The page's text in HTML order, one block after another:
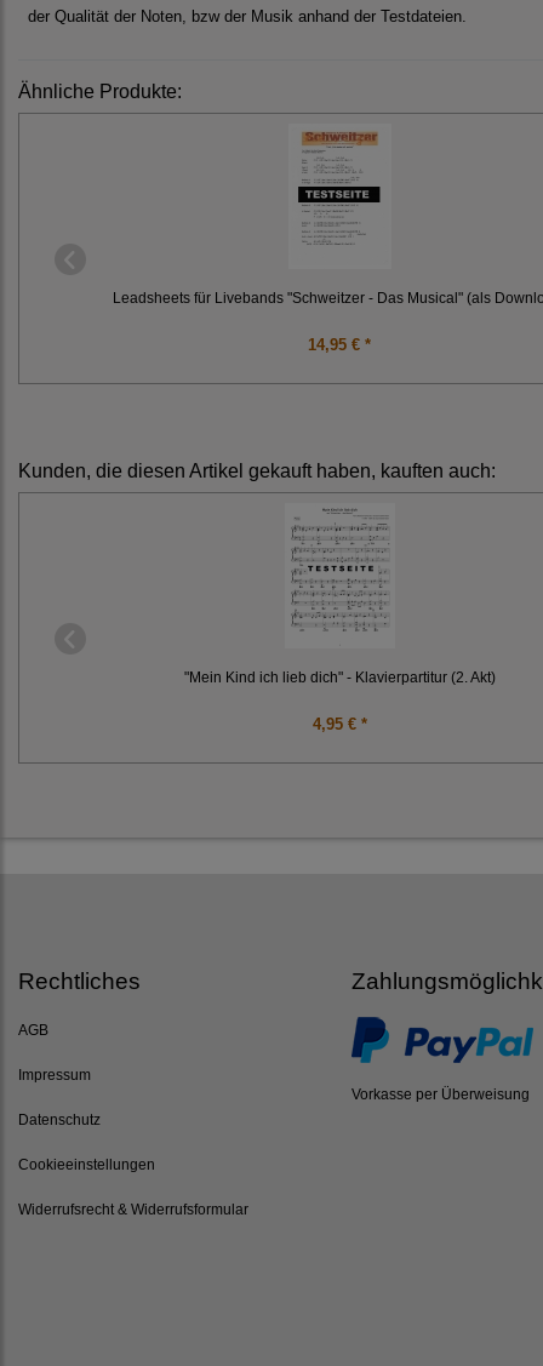
der Qualität der Noten, bzw der Musik anhand der Testdateien.
Ähnliche Produkte:
Leadsheets für Livebands "Schweitzer - Das Musical" (als
14,95 € *
Kunden, die diesen Artikel gekauft haben, kauften auch:
"Mein Kind ich lieb dich" - Klavierpartitur (2. Akt)
4,95 € *
Rechtliches
AGB
Impressum
Datenschutz
Cookieeinstellungen
Widerrufsrecht & Widerrufsformular
Vorkasse per Überweisung